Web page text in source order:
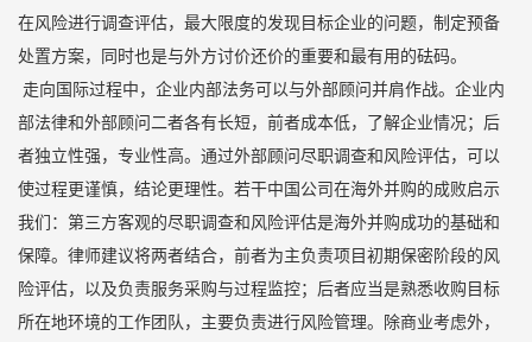
在风险进行调查评估，最大限度的发现目标企业的问题，制定预备
处置方案，同时也是与外方讨价还价的重要和最有用的砝码。
走向国际过程中，企业内部法务可以与外部顾问并肩作战。企业内
部法律和外部顾问二者各有长短，前者成本低，了解企业情况；后
者独立性强，专业性高。通过外部顾问尽职调查和风险评估，可以
使过程更谨慎，结论更理性。若干中国公司在海外并购的成败启示
我们：第三方客观的尽职调查和风险评估是海外并购成功的基础和
保障。律师建议将两者结合，前者为主负责项目初期保密阶段的风
险评估，以及负责服务采购与过程监控；后者应当是熟悉收购目标
所在地环境的工作团队，主要负责进行风险管理。除商业考虑外，